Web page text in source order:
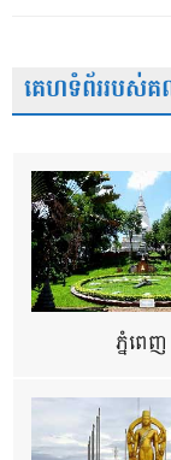
គេហទំព័ររបស់គ
ភ្នំពេញ